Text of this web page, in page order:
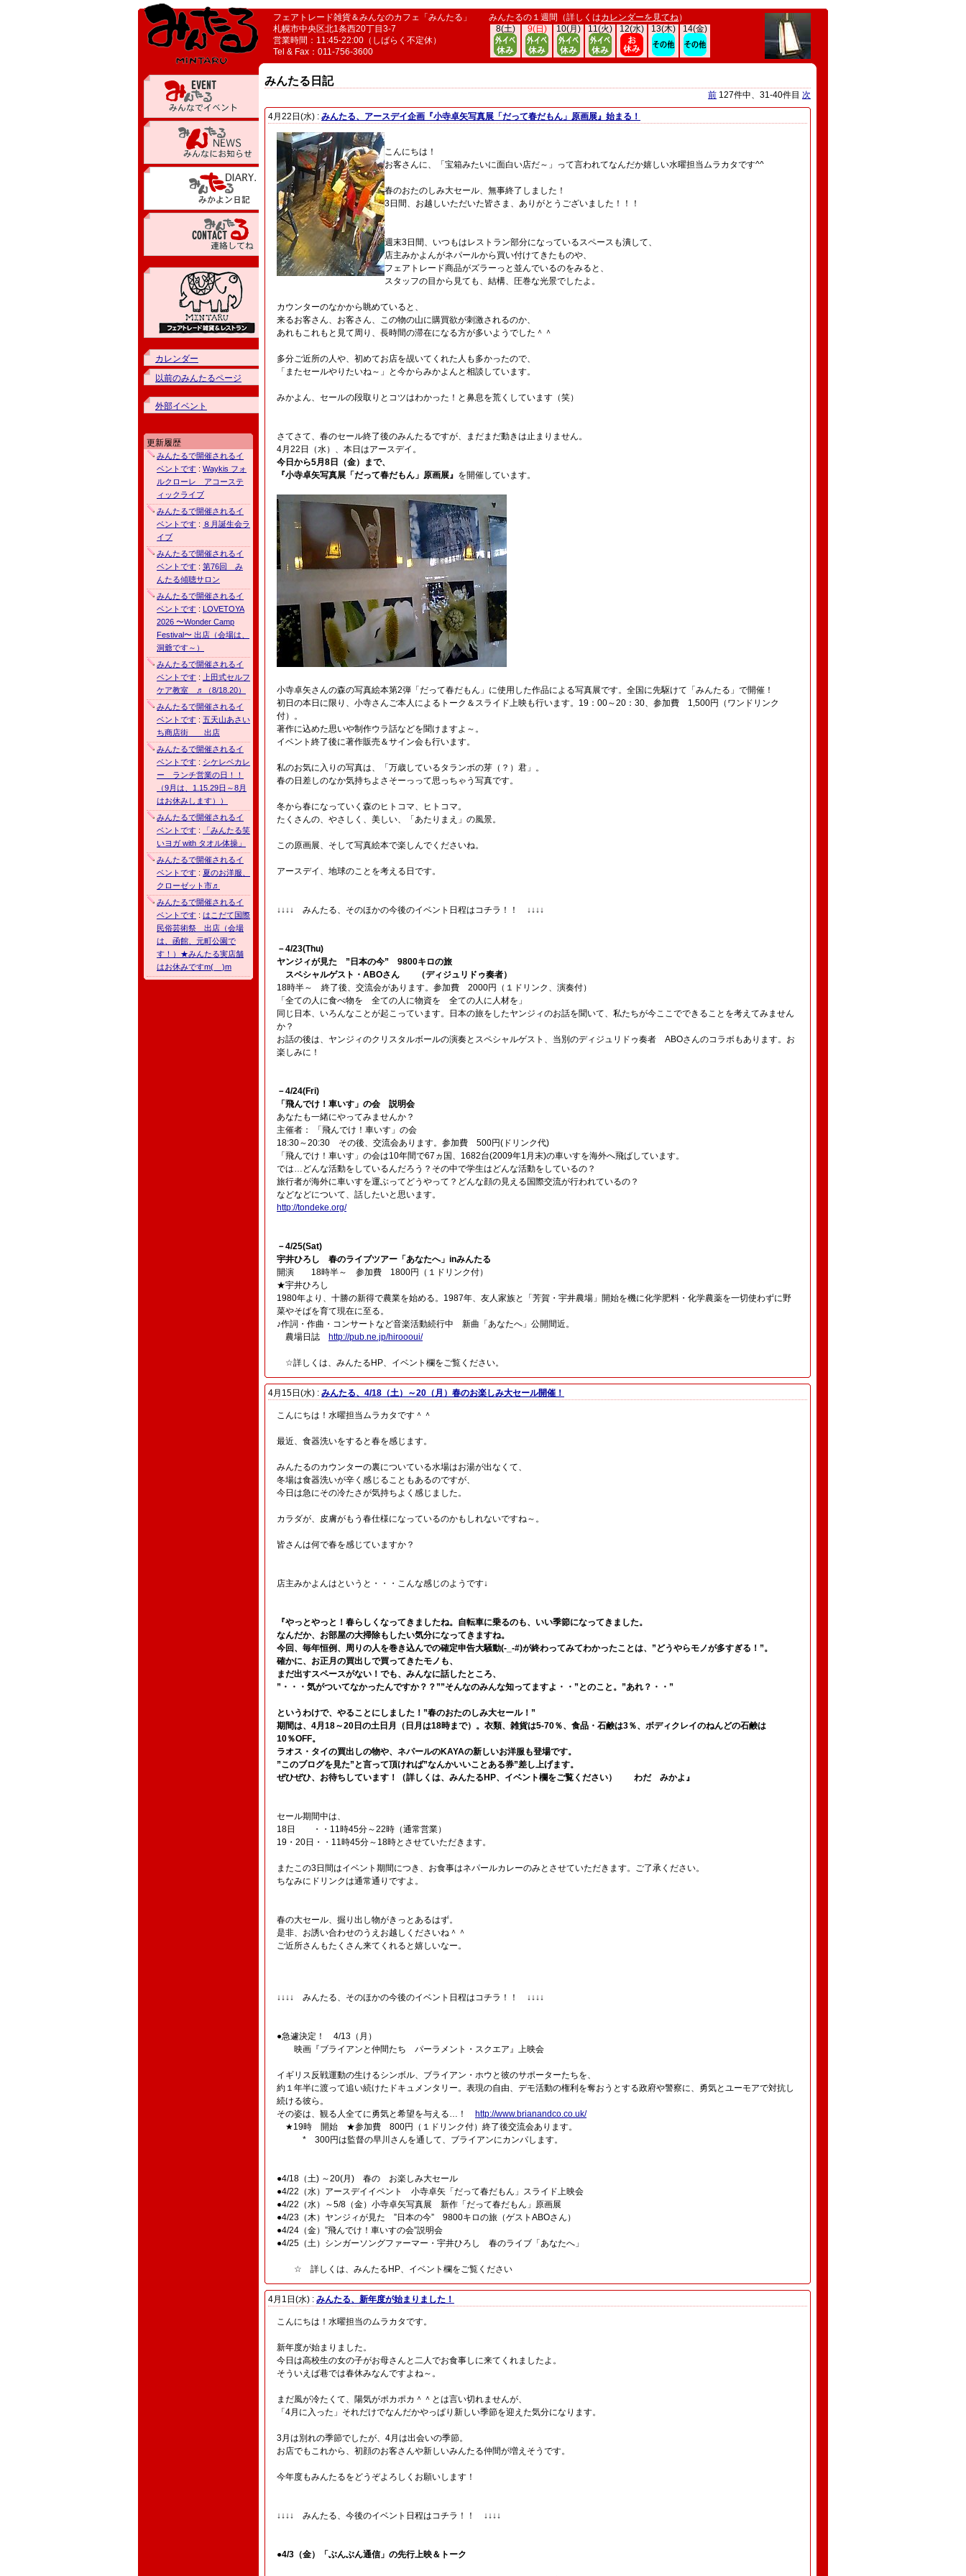
フェアトレード雑貨＆みんなのカフェ「みんたる」
札幌市中央区北1条西20丁目3-7
営業時間：11:45-22:00（しばらく不定休）
Tel & Fax：011-756-3600
みんたるの１週間（詳しくはカレンダーを見てね）
8(土)
9(日) 10(月) 11(火) 12(水) 13(木) 14(金)
カレンダー
以前のみんたるページ
外部イベント
更新履歴
みんたるで開催されるイ
ベントです : Waykis フォ
ルクローレ アコーステ
ィックライブ
みんたるで開催されるイ
ベントです : ８月誕生会ラ
イブ
みんたるで開催されるイ
ベントです : 第76回 み
んたる傾聴サロン
みんたるで開催されるイ
ベントです : LOVETOYA
2026 〜Wonder Camp
Festival〜 出店（会場は、
洞爺です～）
みんたるで開催されるイ
ベントです :
上田式セルフ
ケア教室 ♬（8/18.20）
みんたるで開催されるイ
ベントです : 五天山あさい
ち商店街 出店
みんたるで開催されるイ
ベントです : シケレベカレ
ー ランチ営業の日！！
（9月は、1.15.29日～8月
はお休みします））
みんたるで開催されるイ
ベントです :
「みんたる笑
いヨガ with タオル体操」
みんたるで開催されるイ
ベントです : 夏のお洋服、
クローゼット市♬
みんたるで開催されるイ
ベントです : はこだて国際
民俗芸術祭 出店（会場
は、函館、元町公園で
す！）★みんたる実店舗
はお休みですm(__)m
みんたる日記
前 127件中、31-40件目 次
4月22日(水) : みんたる、アースデイ企画『小寺卓矢写真展「だって春だもん」原画展』始まる！
こんにちは！
お客さんに、「宝箱みたいに面白い店だ～」って言われてなんだか嬉しい水曜担当ムラカタです^^
春のおたのしみ大セール、無事終了しました！
3日間、お越しいただいた皆さま、ありがとうございました！！！
週末3日間、いつもはレストラン部分になっているスペースも潰して、
店主みかよんがネパールから買い付けてきたものや、
フェアトレード商品がズラーっと並んでいるのをみると、
スタッフの目から見ても、結構、圧巻な光景でしたよ。
カウンターのなかから眺めていると、
来るお客さん、お客さん、この物の山に購買欲が刺激されるのか、
あれもこれもと見て周り、長時間の滞在になる方が多いようでした＾＾
多分ご近所の人や、初めてお店を覘いてくれた人も多かったので、
「またセールやりたいね～」と今からみかよんと相談しています。
みかよん、セールの段取りとコツはわかった！と鼻息を荒くしています（笑）
さてさて、春のセール終了後のみんたるですが、まだまだ動きは止まりません。
4月22日（水）、本日はアースデイ。
今日から5月8日（金）まで、
『小寺卓矢写真展「だって春だもん」原画展』 を開催しています。
小寺卓矢さんの森の写真絵本第2弾「だって春だもん」に使用した作品による写真展です。全国に先駆けて「みんたる」で開催！
初日の本日に限り、小寺さんご本人によるトーク＆スライド上映も行います。19：00～20：30、参加費 1,500円（ワンドリンク
付）。
著作に込めた思いや制作ウラ話などを聞けますよ～。
イベント終了後に著作販売＆サイン会も行います。
私のお気に入りの写真は、「万歳しているタランボの芽（？）君」。
春の日差しのなか気持ちよさそーっって思っちゃう写真です。
冬から春になっていく森のヒトコマ、ヒトコマ。
たくさんの、やさしく、美しい、「あたりまえ」の風景。
この原画展、そして写真絵本で楽しんでくださいね。
アースデイ、地球のことを考える日です。
↓↓↓↓ みんたる、そのほかの今後のイベント日程はコチラ！！ ↓↓↓↓
－4/23(Thu)
ヤンジィが見た ”日本の今” 9800キロの旅
スペシャルゲスト・ABOさん （ディジュリドゥ奏者）
18時半～ 終了後、交流会があります。参加費 2000円（１ドリンク、演奏付）
「全ての人に食べ物を 全ての人に物資を 全ての人に人材を」
同じ日本、いろんなことが起こっています。日本の旅をしたヤンジィのお話を聞いて、私たちが今ここでできることを考えてみません
か？
お話の後は、ヤンジィのクリスタルボールの演奏とスペシャルゲスト、当別のディジュリドゥ奏者 ABOさんのコラボもあります。お
楽しみに！
－4/24(Fri)
「飛んでけ！車いす」の会 説明会
あなたも一緒にやってみませんか？
主催者： 「飛んでけ！車いす」の会
18:30～20:30 その後、交流会あります。参加費 500円(ドリンク代)
「飛んでけ！車いす」の会は10年間で67ヵ国、1682台(2009年1月末)の車いすを海外へ飛ばしています。
では…どんな活動をしているんだろう？その中で学生はどんな活動をしているの？
旅行者が海外に車いすを運ぶってどうやって？どんな顔の見える国際交流が行われているの？
などなどについて、話したいと思います。
http://tondeke.org/
－4/25(Sat)
宇井ひろし 春のライブツアー「あなたへ」inみんたる
開演 18時半～ 参加費 1800円（１ドリンク付）
★宇井ひろし
1980年より、十勝の新得で農業を始める。1987年、友人家族と「芳賀・宇井農場」開始を機に化学肥料・化学農薬を一切使わずに野
菜やそばを育て現在に至る。
♪作詞・作曲・コンサートなど音楽活動続行中 新曲「あなたへ」公開間近。
農場日誌 http://pub.ne.jp/hiroooui/
☆詳しくは、みんたるHP、イベント欄をご覧ください。
4月15日(水) : みんたる、4/18（土）～20（月）春のお楽しみ大セール開催！
こんにちは！水曜担当ムラカタです＾＾
最近、食器洗いをすると春を感じます。
みんたるのカウンターの裏についている水場はお湯が出なくて、
冬場は食器洗いが辛く感じることもあるのですが、
今日は急にその冷たさが気持ちよく感じました。
カラダが、皮膚がもう春仕様になっているのかもしれないですね～。
皆さんは何で春を感じていますか？
店主みかよんはというと・・・こんな感じのようです↓
『やっとやっと！春らしくなってきましたね。自転車に乗るのも、いい季節になってきました。
なんだか、お部屋の大掃除もしたい気分になってきますね。
今回、毎年恒例、周りの人を巻き込んでの確定申告大騒動(-_-#)が終わってみてわかったことは、”どうやらモノが多すぎる！”。
確かに、お正月の買出しで買ってきたモノも、
まだ出すスペースがない！でも、みんなに話したところ、
”・・・気がついてなかったんですか？？””そんなのみんな知ってますよ・・”とのこと。”あれ？・・”
というわけで、やることにしました！”春のおたのしみ大セール！”
期間は、4月18～20日の土日月（日月は18時まで）。衣類、雑貨は5-70％、食品・石鹸は3％、ボディクレイのねんどの石鹸は
10％OFF。
ラオス・タイの買出しの物や、ネパールのKAYAの新しいお洋服も登場です。
”このブログを見た”と言って頂ければ”なんかいいことある券”差し上げます。
ぜひぜひ、お待ちしています！（詳しくは、みんたるHP、イベント欄をご覧ください） わだ みかよ』
セール期間中は、
18日 ・・11時45分～22時（通常営業）
19・20日・・11時45分～18時とさせていただきます。
またこの3日間はイベント期間につき、お食事はネパールカレーのみとさせていただきます。ご了承ください。
ちなみにドリンクは通常通りですよ。
春の大セール、掘り出し物がきっとあるはず。
是非、お誘い合わせのうえお越しくださいね＾＾
ご近所さんもたくさん来てくれると嬉しいなー。
↓↓↓↓ みんたる、そのほかの今後のイベント日程はコチラ！！ ↓↓↓↓
●急遽決定！ 4/13（月）
映画『ブライアンと仲間たち パーラメント・スクエア』上映会
イギリス反戦運動の生けるシンボル、ブライアン・ホウと彼のサポーターたちを、
約１年半に渡って追い続けたドキュメンタリー。表現の自由、デモ活動の権利を奪おうとする政府や警察に、勇気とユーモアで対抗し
続ける彼ら。
その姿は、観る人全てに勇気と希望を与える…！ http://www.brianandco.co.uk/
★19時 開始 ★参加費 800円（１ドリンク付）終了後交流会あります。
* 300円は監督の早川さんを通して、ブライアンにカンパします。
●4/18（土) ～20(月) 春の お楽しみ大セール
●4/22（水）アースデイイベント 小寺卓矢「だって春だもん」スライド上映会
●4/22（水）～5/8（金）小寺卓矢写真展 新作「だって春だもん」原画展
●4/23（木）ヤンジィが見た ”日本の今” 9800キロの旅（ゲストABOさん）
●4/24（金）”飛んでけ！車いすの会”説明会
●4/25（土）シンガーソングファーマー・宇井ひろし 春のライブ「あなたへ」
☆ 詳しくは、みんたるHP、イベント欄をご覧ください
4月1日(水) : みんたる、新年度が始まりました！
こんにちは！水曜担当のムラカタです。
新年度が始まりました。
今日は高校生の女の子がお母さんと二人でお食事しに来てくれましたよ。
そういえば巷では春休みなんですよね～。
まだ風が冷たくて、陽気がポカポカ＾＾とは言い切れませんが、
「4月に入った」それだけでなんだかやっぱり新しい季節を迎えた気分になります。
3月は別れの季節でしたが、4月は出会いの季節。
お店でもこれから、初顔のお客さんや新しいみんたる仲間が増えそうです。
今年度もみんたるをどうぞよろしくお願いします！
↓↓↓↓ みんたる、今後のイベント日程はコチラ！！ ↓↓↓↓
●4/3（金）「ぶんぶん通信」の先行上映＆トーク